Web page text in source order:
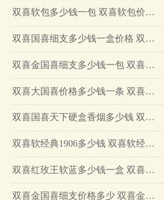
双喜软包多少钱一包 双喜软包价格表详情…
双喜国喜细支多少钱一盒价格 双喜国喜细支价格及参数…
双喜金国喜细支多少钱一包 双喜金国喜细支味道怎么样…
双喜大国喜价格多少钱一条 双喜大国喜香烟价格查询…
双喜国喜天下硬盒香烟多少钱 双喜国喜天下硬盒香烟价格2025…
双喜软经典1906多少钱 双喜软经典1906好抽吗…
双喜红玫王软蓝多少钱一盒 双喜红玫王软蓝价格表和图片…
双喜金国喜细支价格多少 双喜金国喜细支口感及图片介绍！…